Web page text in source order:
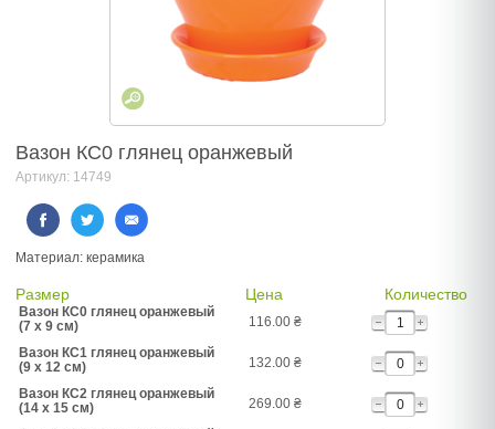
Вазон КС0 глянец оранжевый
Артикул: 14749
Материал: керамика
Размер Цена Количество
Вазон КС0 глянец оранжевый
(7 x 9 см)
116.00 ₴
Вазон КС1 глянец оранжевый
(9 x 12 см)
132.00 ₴
Вазон КС2 глянец оранжевый
(14 x 15 см)
269.00 ₴